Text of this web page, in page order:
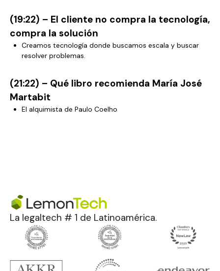
(19:22) – El cliente no compra la tecnología,
compra la solución
Creamos tecnología donde buscamos escala y buscar
resolver problemas.
(21:22) – Qué libro recomienda María José
Martabit
El alquimista de Paulo Coelho
La legaltech # 1 de Latinoamérica.